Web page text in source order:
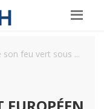
feu vert sous ...